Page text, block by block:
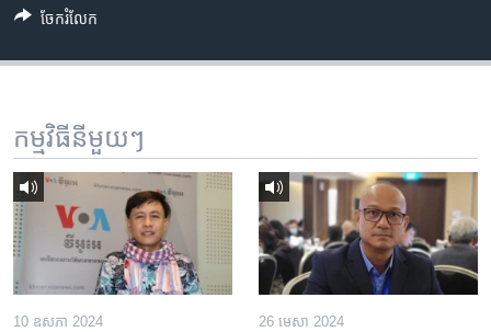
ចែករំលែក
កម្មវិធី​នីមួយៗ
10 ឧសភា 2024 26 មេសា 2024